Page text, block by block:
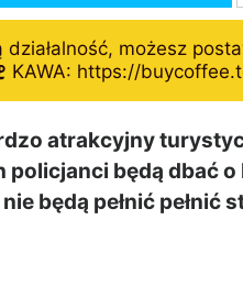
działalność, możesz
KAWA: https://
atrakcyjny
będą dbać
będą pełnić pełnić